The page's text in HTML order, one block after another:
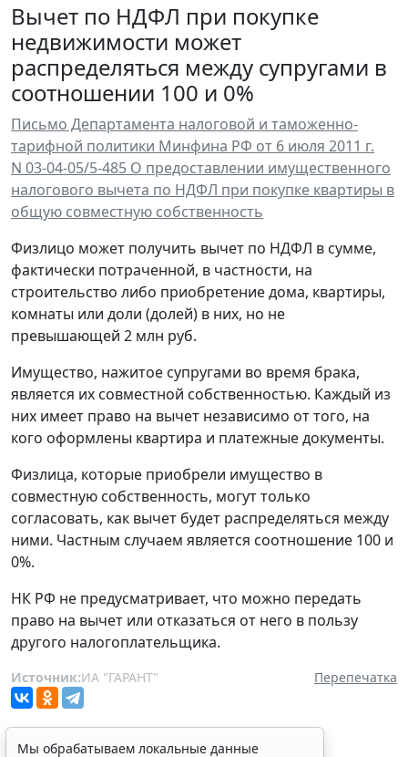
Вычет по НДФЛ при покупке
недвижимости может
распределяться между супругами в
соотношении 100 и 0%
Письмо Департамента налоговой и таможенно-
тарифной политики Минфина РФ от 6 июля 2011 г.
N 03-04-05/5-485 О предоставлении имущественного
налогового вычета по НДФЛ при покупке квартиры в
общую совместную собственность
Физлицо может получить вычет по НДФЛ в сумме,
фактически потраченной, в частности, на
строительство либо приобретение дома, квартиры,
комнаты или доли (долей) в них, но не
превышающей 2 млн руб.
Имущество, нажитое супругами во время брака,
является их совместной собственностью. Каждый из
них имеет право на вычет независимо от того, на
кого оформлены квартира и платежные документы.
Физлица, которые приобрели имущество в
совместную собственность, могут только
согласовать, как вычет будет распределяться между
ними. Частным случаем является соотношение 100 и
0%.
НК РФ не предусматривает, что можно передать
право на вычет или отказаться от него в пользу
другого налогоплательщика.
Источник:ИА "ГАРАНТ" Перепечатка
Мы обрабатываем локальные данные